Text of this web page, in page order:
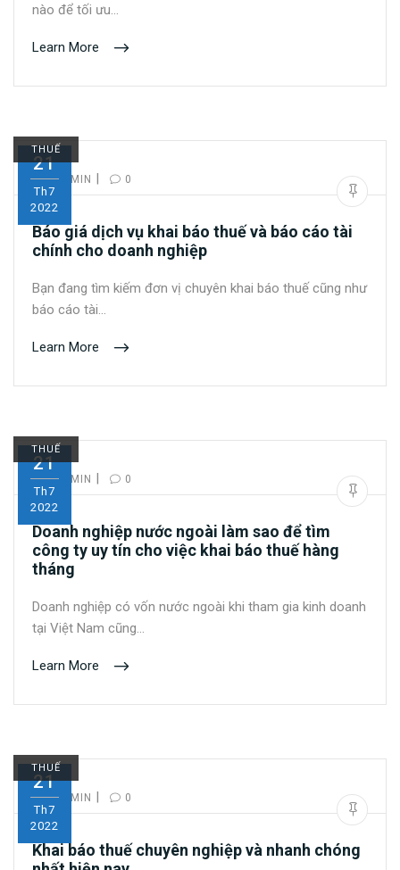
nào để tối ưu…
Learn More
21
Th7
2022
THUẾ
BY:ADMIN | 0
Báo giá dịch vụ khai báo thuế và báo cáo tài
chính cho doanh nghiệp
Bạn đang tìm kiếm đơn vị chuyên khai báo thuế cũng như
báo cáo tài…
Learn More
21
Th7
2022
THUẾ
BY:ADMIN | 0
Doanh nghiệp nước ngoài làm sao để tìm
công ty uy tín cho việc khai báo thuế hàng
tháng
Doanh nghiệp có vốn nước ngoài khi tham gia kinh doanh
tại Việt Nam cũng…
Learn More
21
Th7
2022
THUẾ
BY:ADMIN | 0
Khai báo thuế chuyên nghiệp và nhanh chóng